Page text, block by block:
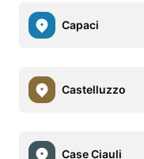
Capaci
Castelluzzo
Case Ciauli